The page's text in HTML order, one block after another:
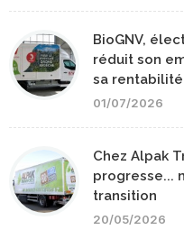
BioGNV,
réduit son
sa rentabilité
01/07/2026
Chez Alpak
progresse...
transition
20/05/2026